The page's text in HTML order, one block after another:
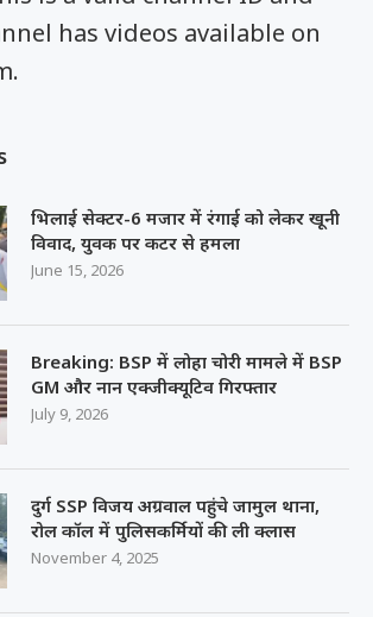
has videos available on
भिलाई सेक्टर-6 मजार में रंगाई को लेकर खूनी
विवाद, युवक पर कटर से हमला
June 15, 2026
Breaking: BSP में लोहा चोरी मामले में BSP
GM और नान एक्जीक्यूटिव गिरफ्तार
July 9, 2026
दुर्ग SSP विजय अग्रवाल पहुंचे जामुल थाना,
रोल कॉल में पुलिसकर्मियों की ली क्लास
November 4, 2025